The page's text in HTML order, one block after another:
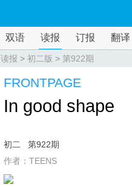
双语 读报 订报 翻译
读报 > 初二版 > 第922期
FRONTPAGE
In good shape
初二
第922期
作者：TEENS